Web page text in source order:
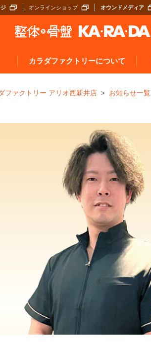
オンラインショップ オウンドメディア
カラダファクトリーについて
施術について（A.P.バランス®とは）
入店から施術までの流れ
カラダメンバーズアプリ
カラダ会員特典について
ファクトリー アリオ西新井店 お知らせ一覧